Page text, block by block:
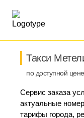
Такси
по доступной цене
Сервис заказа
актуальные
тарифы города,